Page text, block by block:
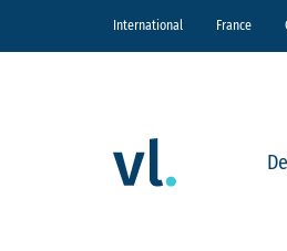
International France